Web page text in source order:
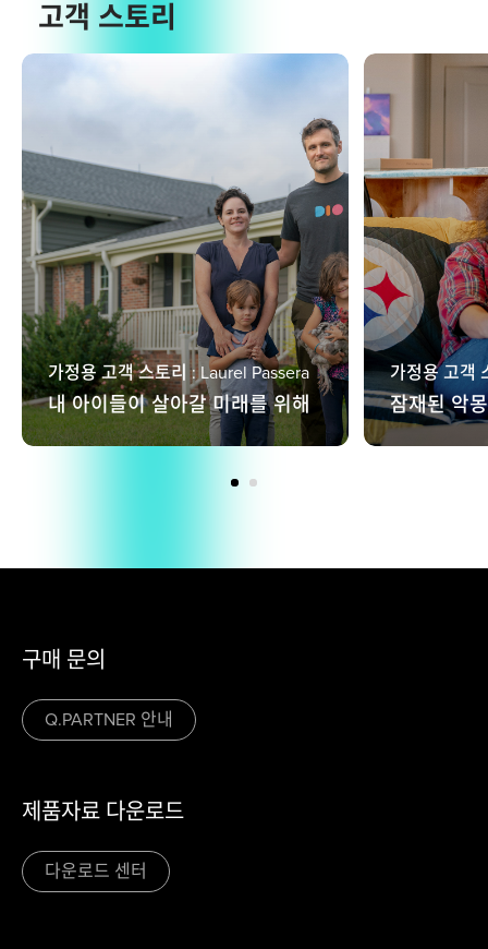
고객 스토리
가정용 고객 스토리 : Laurel Passera
내 아이들이 살아갈 미래를 위해
가정용 고객
잠재된 악
구매 문의
Q.PARTNER 안내
제품자료 다운로드
다운로드 센터